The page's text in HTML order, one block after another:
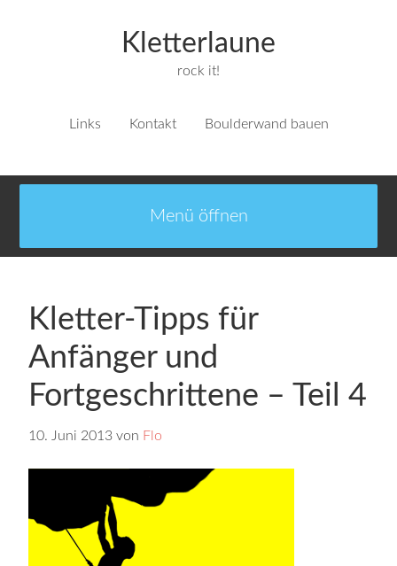
Kletterlaune
rock it!
Links Kontakt Boulderwand bauen
Kletter-Tipps für
Anfänger und
Fortgeschrittene – Teil 4
10. Juni 2013 von Flo